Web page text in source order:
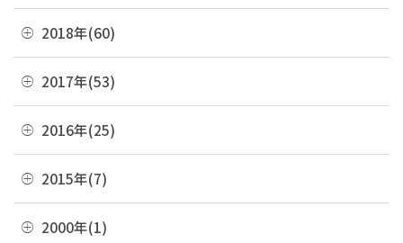
04月(4)
03月(7)
02月(10)
01月(4)
05月(9)
04月(5)
03月(8)
01月(6)
07月(4)
05月(10)
04月(2)
03月(8)
01月(3)
08月(4)
07月(10)
05月(6)
04月(2)
03月(7)
09月(5)
08月(4)
07月(8)
05月(8)
04月(10)
11月(8)
09月(4)
08月(4)
07月(5)
05月(7)
12月(7)
11月(9)
09月(6)
08月(2)
07月(5)
2018年(60)
12月(7)
11月(2)
09月(4)
08月(3)
2017年(53)
12月(2)
11月(4)
09月(1)
2016年(25)
12月(2)
11月(3)
2015年(7)
11月(1)
2000年(1)